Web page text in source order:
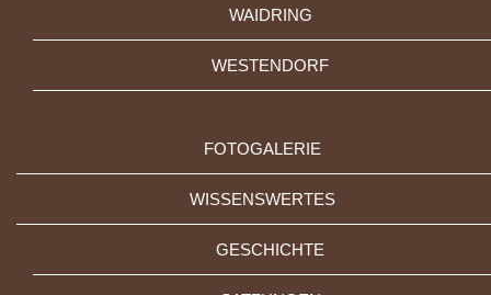
WAIDRING
WESTENDORF
FOTOGALERIE
WISSENSWERTES
GESCHICHTE